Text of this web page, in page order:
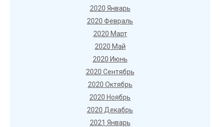
2020 Январь
2020 Февраль
2020 Март
2020 Май
2020 Июнь
2020 Сентябрь
2020 Октябрь
2020 Ноябрь
2020 Декабрь
2021 Январь